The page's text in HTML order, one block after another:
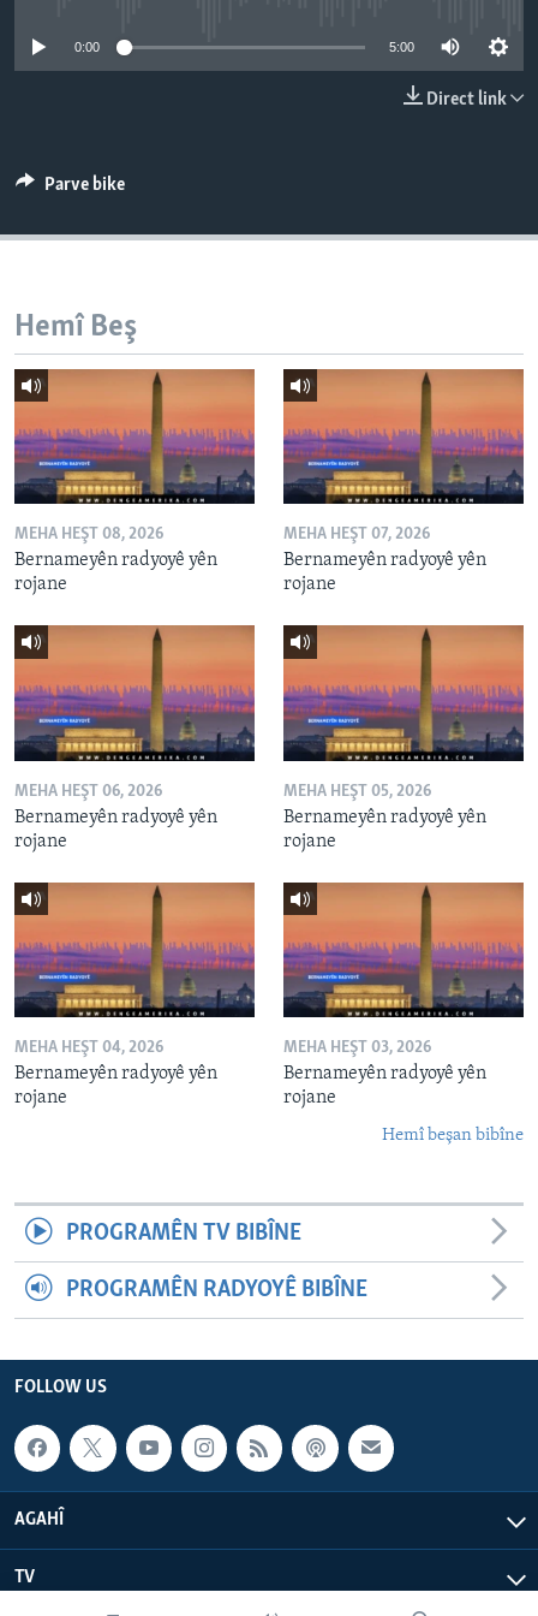
SERNIVÎS
Learning English
FOLLOW US
Zimanên Din
0:00 5:00
Direct link
Parve bike
Hemî Beş
MEHA HEŞT 08, 2026
Bernameyên radyoyê yên
rojane
MEHA HEŞT 07, 2026
Bernameyên radyoyê yên
rojane
MEHA HEŞT 06, 2026
Bernameyên radyoyê yên
rojane
MEHA HEŞT 05, 2026
Bernameyên radyoyê yên
rojane
MEHA HEŞT 04, 2026
Bernameyên radyoyê yên
rojane
MEHA HEŞT 03, 2026
Bernameyên radyoyê yên
rojane
Hemî beşan bibîne
PROGRAMÊN TV BIBÎNE
PROGRAMÊN RADYOYÊ BIBÎNE
FOLLOW US
AGAHÎ
TV